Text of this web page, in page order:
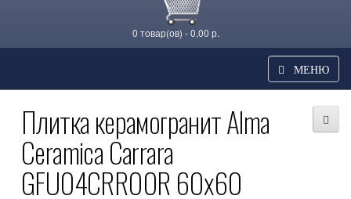
0 товар(ов) - 0,00 р.
МЕНЮ
Плитка керамогранит Alma
Ceramica Carrara
GFU04CRR00R 60x60